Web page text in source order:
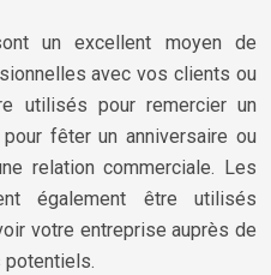
un excellent moyen de
avec vos clients ou
utilisés pour remercier un
fêter un anniversaire ou
relation commerciale. Les
également être utilisés
votre entreprise auprès de
potentiels.